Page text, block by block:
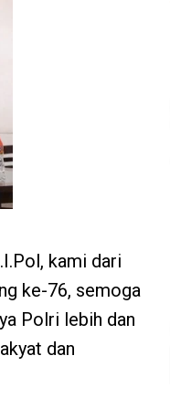
kami dari
ke-76, semoga
Polri lebih dan
dan